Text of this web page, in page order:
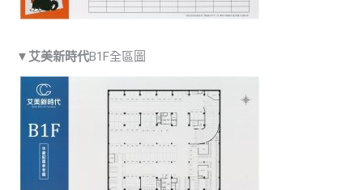
▼ 艾美新時代B1F全區圖